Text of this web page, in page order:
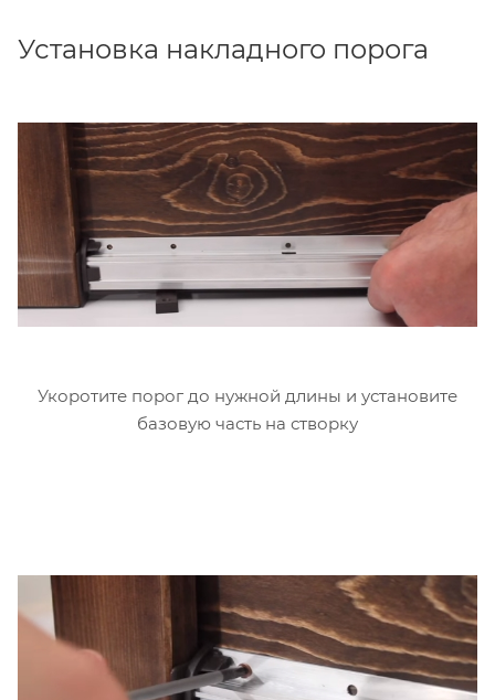
Установка накладного порога
Укоротите порог до нужной длины и установите
базовую часть на створку